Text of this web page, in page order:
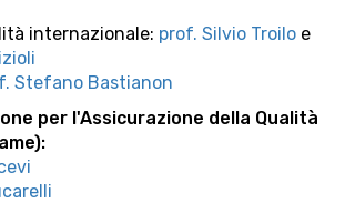
internazionale: prof. Silvio Troilo e
Stefano Bastianon
per l'Assicurazione della Qualità